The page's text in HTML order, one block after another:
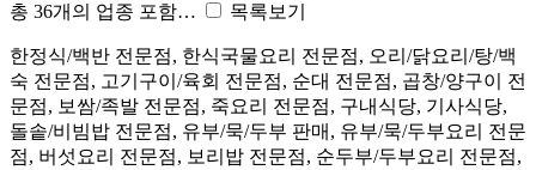
총 36개의 업종 포함…
목록보기
한정식/백반 전문점, 한식국물요리 전문점, 오리/닭요리/탕/백
숙 전문점, 고기구이/육회 전문점, 순대 전문점, 곱창/양구이 전
문점, 보쌈/족발 전문점, 죽요리 전문점, 구내식당, 기사식당,
돌솥/비빔밥 전문점, 유부/묵/두부 판매, 유부/묵/두부요리 전문
점, 버섯요리 전문점, 보리밥 전문점, 순두부/두부요리 전문점,